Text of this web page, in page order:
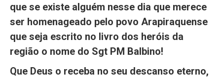
que se existe alguém nesse dia que merece
ser homenageado pelo povo Arapiraquense
que seja escrito no livro dos heróis da
região o nome do Sgt PM Balbino!
Que Deus o receba no seu descanso eterno,